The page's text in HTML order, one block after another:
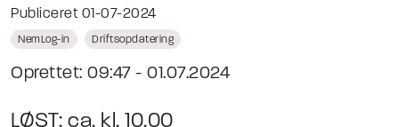
Publiceret 01-07-2024
NemLog-in Driftsopdatering
Oprettet: 09:47 - 01.07.2024
LØST: ca. kl. 10.00